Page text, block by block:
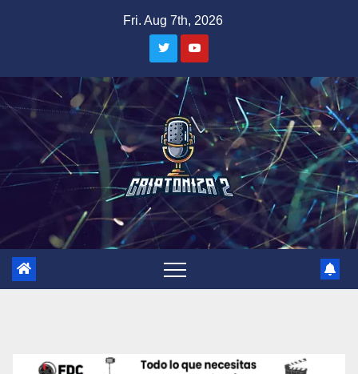
Fri. Aug 7th, 2026